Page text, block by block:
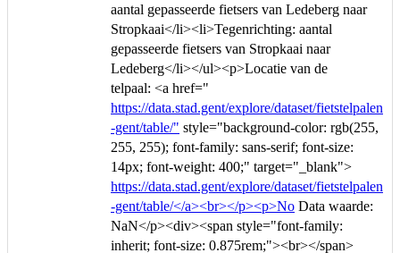
aantal gepasseerde fietsers van Ledeberg naar
Stropkaai</li><li>Tegenrichting: aantal
gepasseerde fietsers van Stropkaai naar
Ledeberg</li></ul><p>Locatie van de
telpaal: <a href="
https://data.stad.gent/explore/dataset/fietstelpalen
-gent/table/" style="background-color: rgb(255,
255, 255); font-family: sans-serif; font-size:
14px; font-weight: 400;" target="_blank">
https://data.stad.gent/explore/dataset/fietstelpalen
-gent/table/</a><br></p><p>No Data waarde:
NaN</p><div><span style="font-family:
inherit; font-size: 0.875rem;"><br></span>